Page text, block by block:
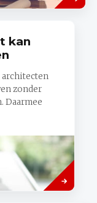
kan
architecten
zonder
Daarmee
Lees
meer